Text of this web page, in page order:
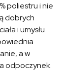
poliestru i nie
dobrych
i umysłu
a w
odpoczynek.